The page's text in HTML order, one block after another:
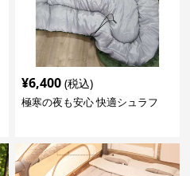
¥6,400 (税込)
極寒の夜も安心 快適シュラフ